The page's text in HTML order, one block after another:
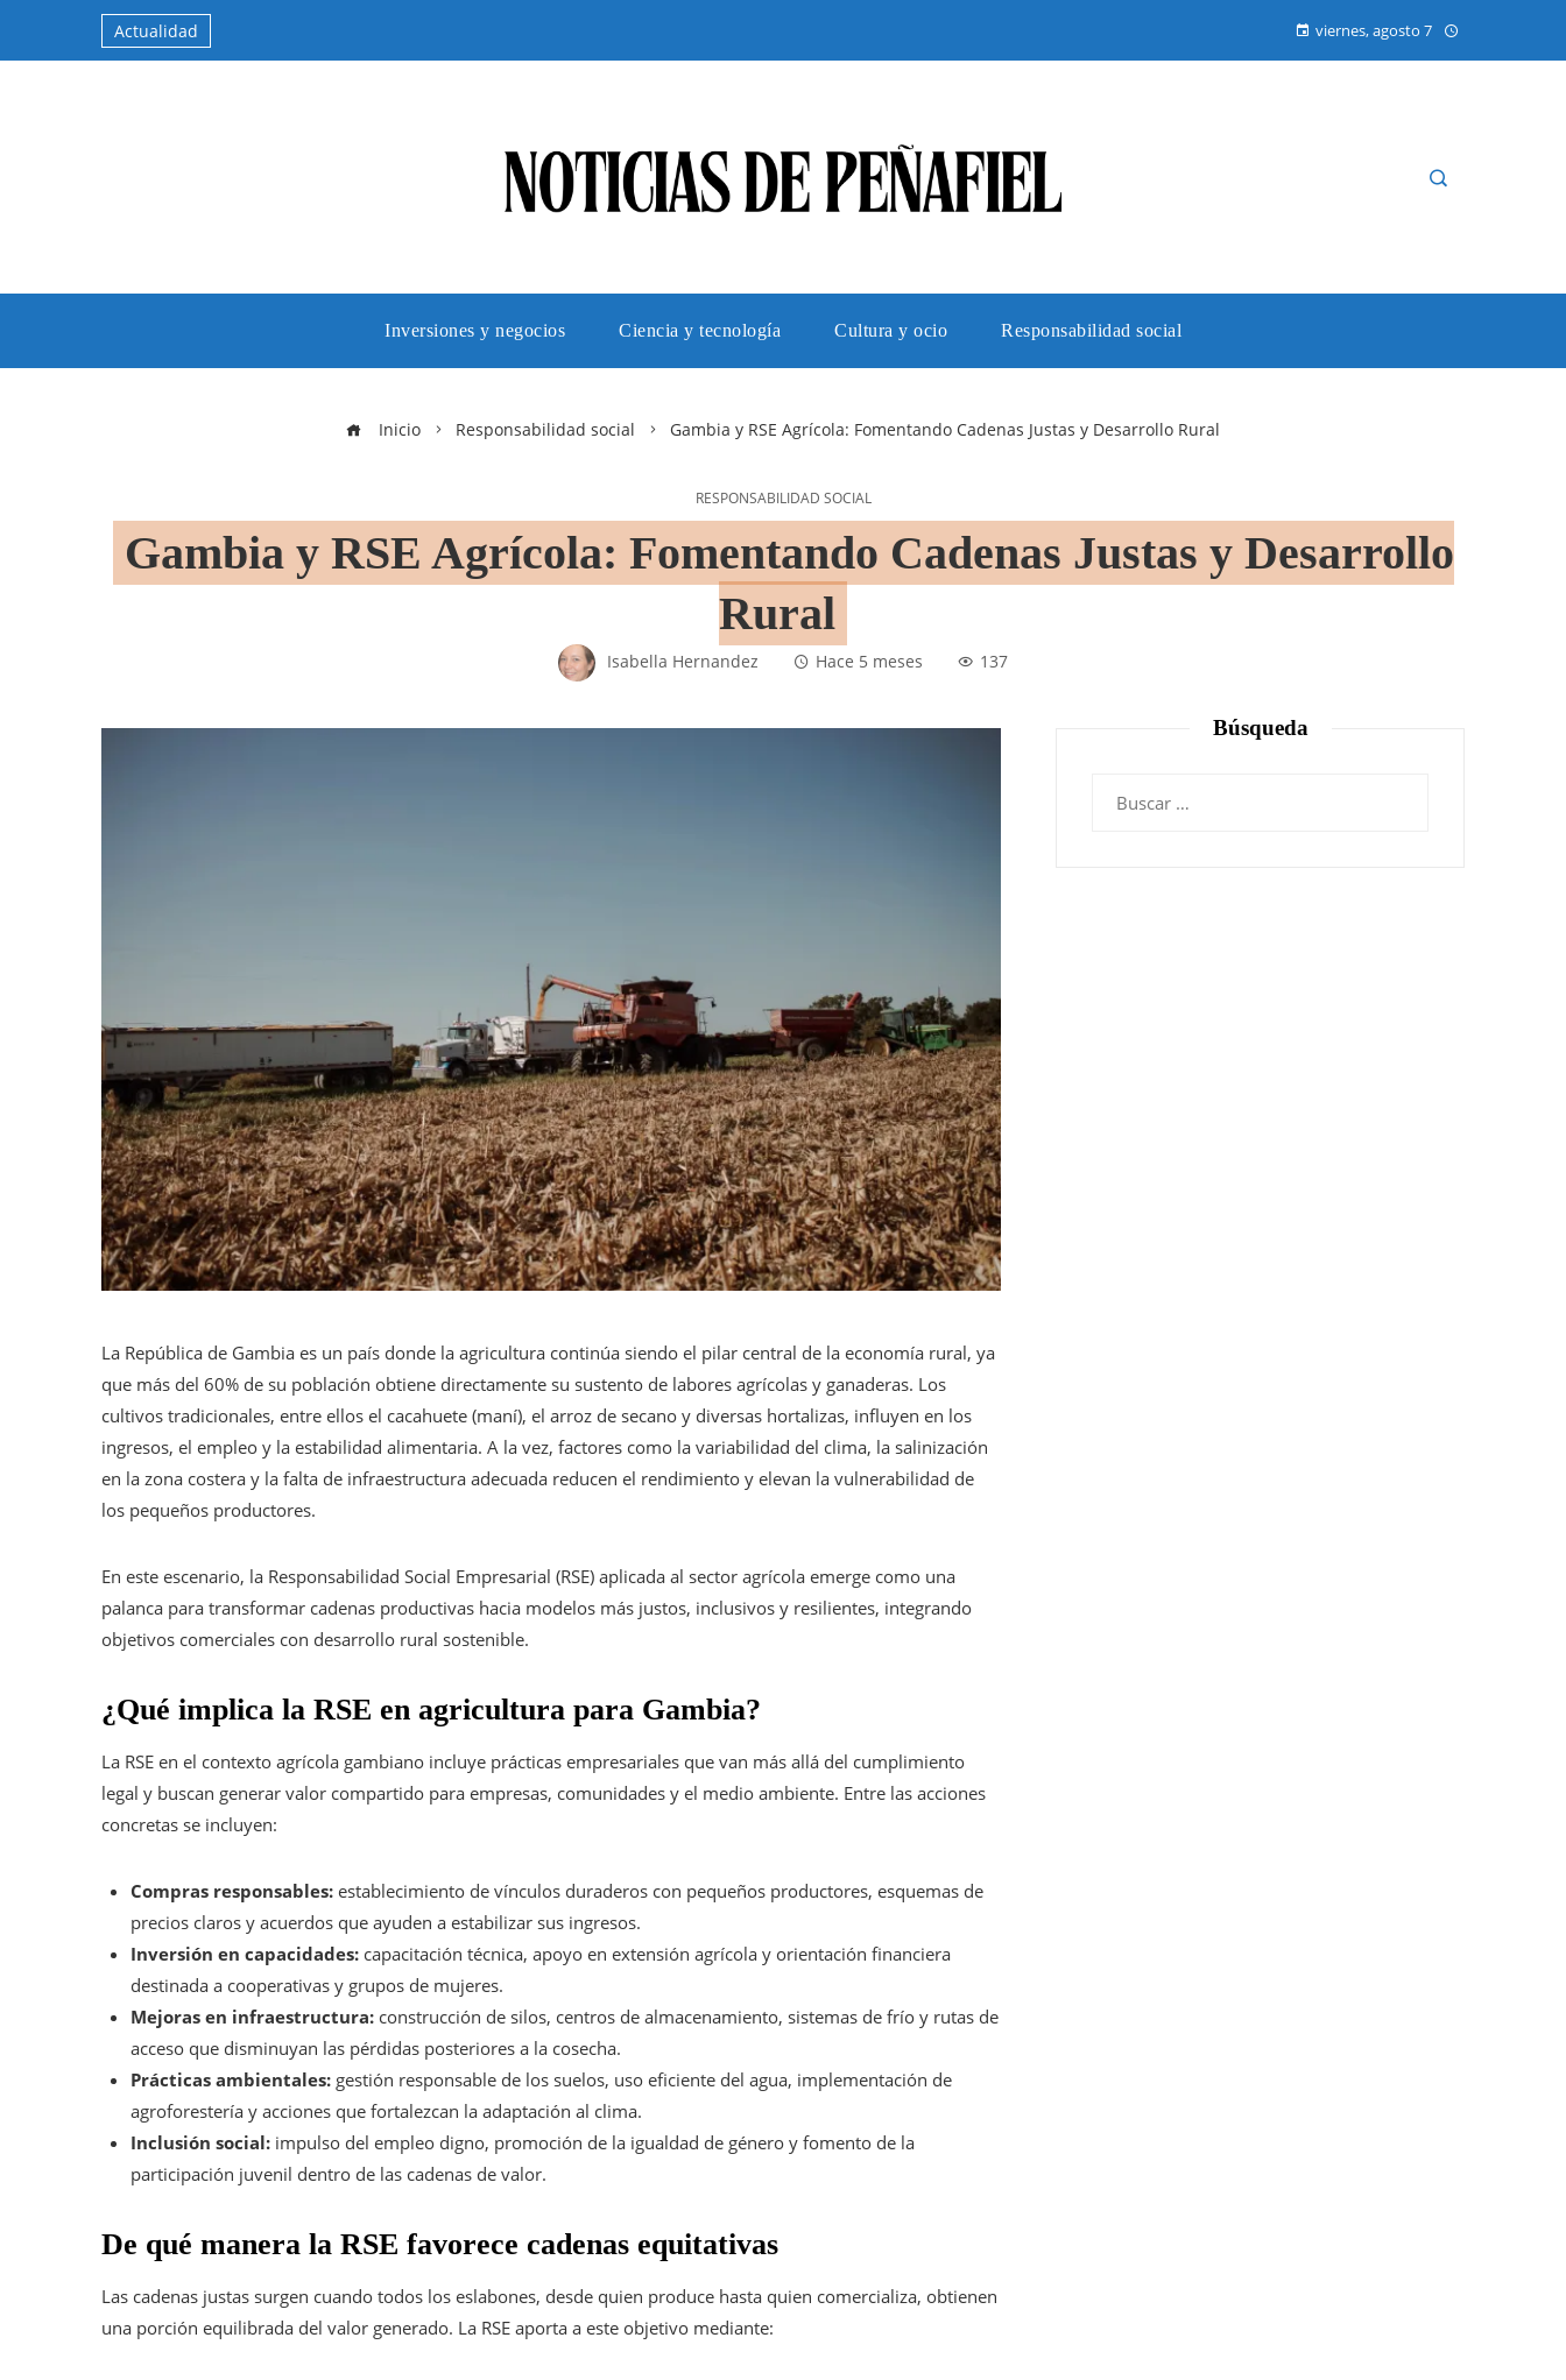
Actualidad viernes, agosto 7
Inversiones y negocios Ciencia y tecnología Cultura y ocio Responsabilidad social
Inicio Responsabilidad social Gambia y RSE Agrícola: Fomentando Cadenas Justas y Desarrollo Rural
RESPONSABILIDAD SOCIAL
Gambia y RSE Agrícola: Fomentando Cadenas Justas y Desarrollo
Rural
Isabella Hernandez Hace 5 meses 137
La República de Gambia es un país donde la agricultura continúa siendo el pilar central de la economía rural, ya
que más del 60% de su población obtiene directamente su sustento de labores agrícolas y ganaderas. Los
cultivos tradicionales, entre ellos el cacahuete (maní), el arroz de secano y diversas hortalizas, influyen en los
ingresos, el empleo y la estabilidad alimentaria. A la vez, factores como la variabilidad del clima, la salinización
en la zona costera y la falta de infraestructura adecuada reducen el rendimiento y elevan la vulnerabilidad de
los pequeños productores.
En este escenario, la Responsabilidad Social Empresarial (RSE) aplicada al sector agrícola emerge como una
palanca para transformar cadenas productivas hacia modelos más justos, inclusivos y resilientes, integrando
objetivos comerciales con desarrollo rural sostenible.
¿Qué implica la RSE en agricultura para Gambia?
La RSE en el contexto agrícola gambiano incluye prácticas empresariales que van más allá del cumplimiento
legal y buscan generar valor compartido para empresas, comunidades y el medio ambiente. Entre las acciones
concretas se incluyen:
Compras responsables: establecimiento de vínculos duraderos con pequeños productores, esquemas de
precios claros y acuerdos que ayuden a estabilizar sus ingresos.
Inversión en capacidades: capacitación técnica, apoyo en extensión agrícola y orientación financiera
destinada a cooperativas y grupos de mujeres.
Mejoras en infraestructura: construcción de silos, centros de almacenamiento, sistemas de frío y rutas de
acceso que disminuyan las pérdidas posteriores a la cosecha.
Prácticas ambientales: gestión responsable de los suelos, uso eficiente del agua, implementación de
agroforestería y acciones que fortalezcan la adaptación al clima.
Inclusión social: impulso del empleo digno, promoción de la igualdad de género y fomento de la
participación juvenil dentro de las cadenas de valor.
De qué manera la RSE favorece cadenas equitativas
Las cadenas justas surgen cuando todos los eslabones, desde quien produce hasta quien comercializa, obtienen
una porción equilibrada del valor generado. La RSE aporta a este objetivo mediante:
Búsqueda